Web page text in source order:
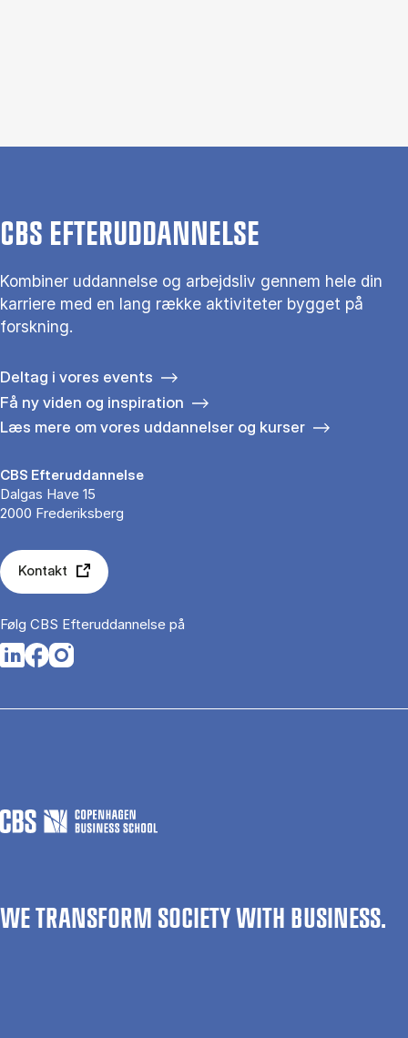
CBS EFTERUDDANNELSE
Kombiner uddannelse og arbejdsliv gennem hele din
karriere med en lang række aktiviteter bygget på
forskning.
Deltag i vores events
Få ny viden og inspiration
Læs mere om vores uddannelser og kurser
CBS Efteruddannelse
Dalgas Have 15
2000 Frederiksberg
Kontakt
Følg CBS Efteruddannelse på
Opens in a new tab
Opens in a new tab
Opens in a new tab
WE TRANSFORM SOCIETY WITH BUSINESS.